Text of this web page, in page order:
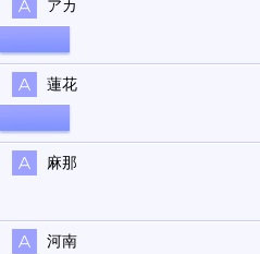
アカ
蓮花
麻那
河南